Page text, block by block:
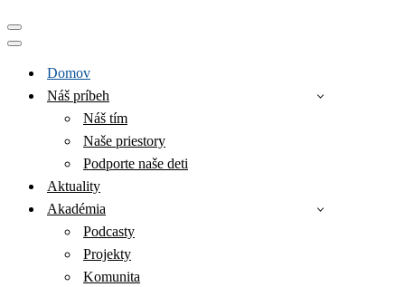
Menu
navigácie
Menu
Domov
Náš príbeh
Náš tím
Naše priestory
Podporte naše deti
Aktuality
Akadémia
Podcasty
Projekty
Komunita